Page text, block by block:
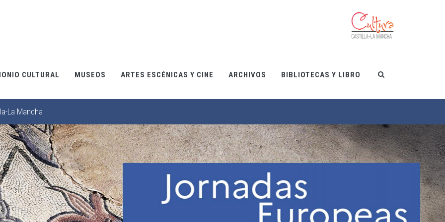
CULTURAL MUSEOS ARTES ESCÉNICAS Y CINE ARCHIVOS BIBLIOTECAS Y LIBRO
La Mancha